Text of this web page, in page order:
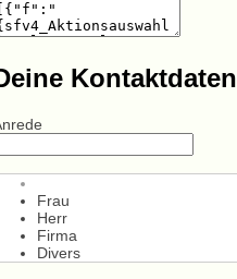
Kontaktdaten
Frau
Herr
Firma
Divers